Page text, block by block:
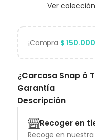
Ver colección
¡Compra $ 150.000
¿Carcasa Snap ó
Garantía
Descripción
Recoger en
Recoge en